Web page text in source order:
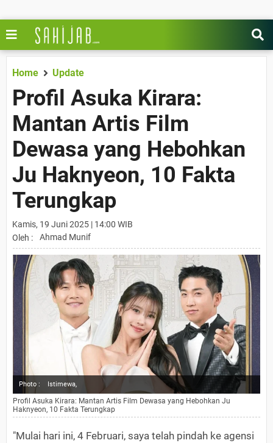
Home Update
Profil Asuka Kirara:
Mantan Artis Film
Dewasa yang Hebohkan
Ju Haknyeon, 10 Fakta
Terungkap
Kamis, 19 Juni 2025 | 14:00 WIB
Oleh :
Ahmad Munif
Photo : Istimewa,
Profil Asuka Kirara: Mantan Artis Film Dewasa yang Hebohkan Ju
Haknyeon, 10 Fakta Terungkap
"Mulai hari ini, 4 Februari, saya telah pindah ke agensi